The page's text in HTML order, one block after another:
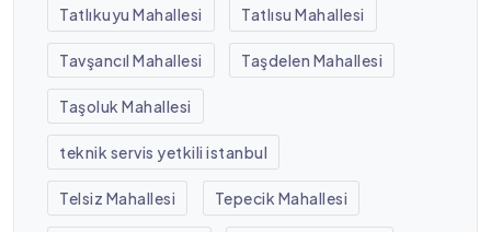
Tatlıkuyu Mahallesi Tatlısu Mahallesi
Tavşancıl Mahallesi Taşdelen Mahallesi
Taşoluk Mahallesi
teknik servis yetkili istanbul
Telsiz Mahallesi Tepecik Mahallesi